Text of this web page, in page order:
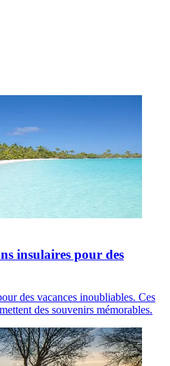
insulaires pour des
des vacances inoubliables. Ces
des souvenirs mémorables.